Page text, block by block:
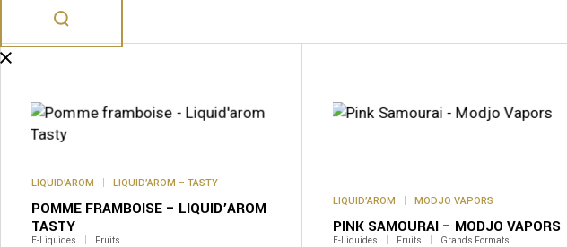
LIQUID’AROM LIQUID’AROM – TASTY
POMME FRAMBOISE – LIQUID’AROM
TASTY
E-Liquides Fruits
Ce
produit
variations.
options
choisies
page
LIQUID’AROM MODJO VAPORS
PINK SAMOURAI – MODJO VAPORS
E-Liquides Fruits Grands Formats